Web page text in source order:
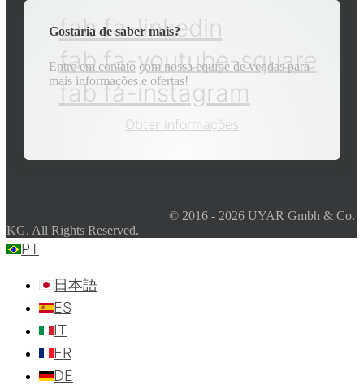
fab fa-linkedin
fab fa-youtube-square
fab fa-instagram
Gostaria de saber mais?
Entre em contato com nossa equipe de vendas para
mais informações e ofertas!
Obter informações
© 2016 - 2026 UYAR Gmbh & Co.
KG. All Rights Reserved.
PT
日本語
ES
IT
FR
DE